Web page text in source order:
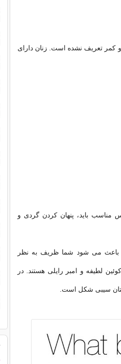
تعریف نشده است. زنان دارای
مناسب باید، پنهان کردن گردی و
و باعث می شود شما ظریف به نظر
لطیفه و امبر رایلی هستند. در
سیبی شکل است.